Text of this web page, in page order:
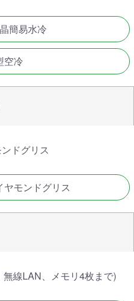
簡易水冷
空冷
ドグリス
モンドグリス
線LAN、メモリ4枚まで)